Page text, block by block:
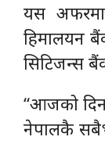
यस
हिमालयन
सिटिजन्स
“आजको
नेपालकै